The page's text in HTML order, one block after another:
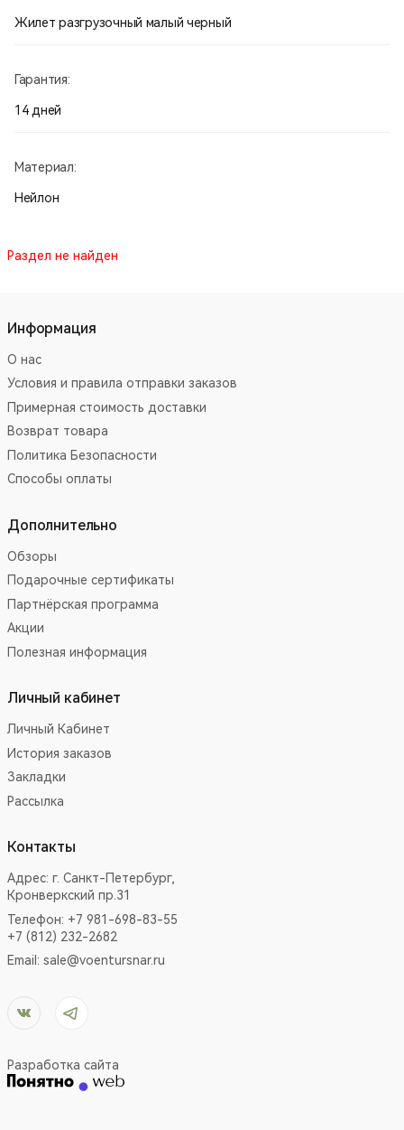
Жилет разгрузочный малый черный
Гарантия:
14 дней
Материал:
Нейлон
Раздел не найден
Информация
О нас
Условия и правила отправки заказов
Примерная стоимость доставки
Возврат товара
Политика Безопасности
Способы оплаты
Дополнительно
Обзоры
Подарочные сертификаты
Партнёрская программа
Акции
Полезная информация
Личный кабинет
Личный Кабинет
История заказов
Закладки
Рассылка
Контакты
Адрес: г. Санкт-Петербург,
Кронверкский пр.31
Телефон: +7 981-698-83-55
+7 (812) 232-2682
Email: sale@voentursnar.ru
Разработка сайта